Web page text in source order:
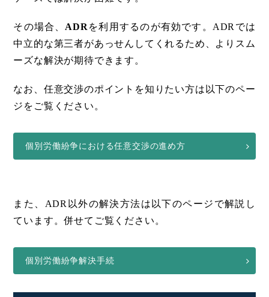
その場合、 ADR を利用するのが有効です。ADRでは
中立的な第三者があっせんしてくれるため、よりスム
ーズな解決が期待できます。
なお、任意交渉のポイントを知りたい方は以下のペー
ジをご覧ください。
個別労働紛争における任意交渉の進め方
また、ADR以外の解決方法は以下のページで解説し
ています。併せてご覧ください。
個別労働紛争解決手続